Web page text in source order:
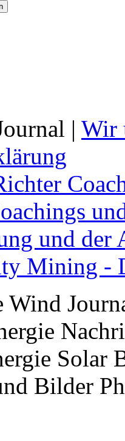
| Wir
und
Mining -
Wind
Solar
Bilder